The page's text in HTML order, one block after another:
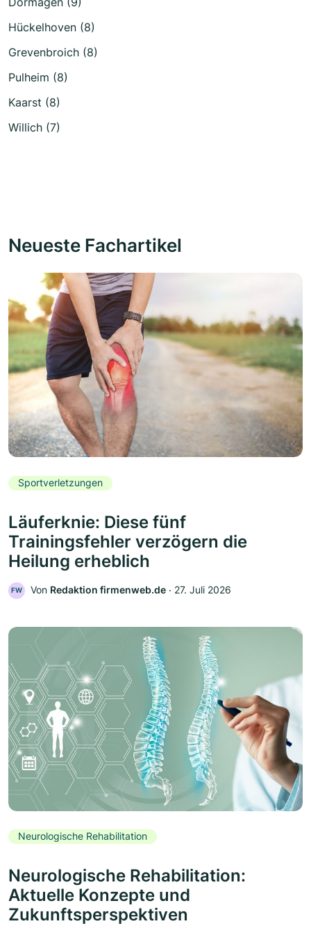
Hückelhoven (8)
Grevenbroich (8)
Pulheim (8)
Kaarst (8)
Willich (7)
Neueste Fachartikel
Sportverletzungen
Läuferknie: Diese fünf
Trainingsfehler verzögern die
Heilung erheblich
FW Von Redaktion firmenweb.de ‧ 27. Juli 2026
Neurologische Rehabilitation
Neurologische Rehabilitation:
Aktuelle Konzepte und
Zukunftsperspektiven